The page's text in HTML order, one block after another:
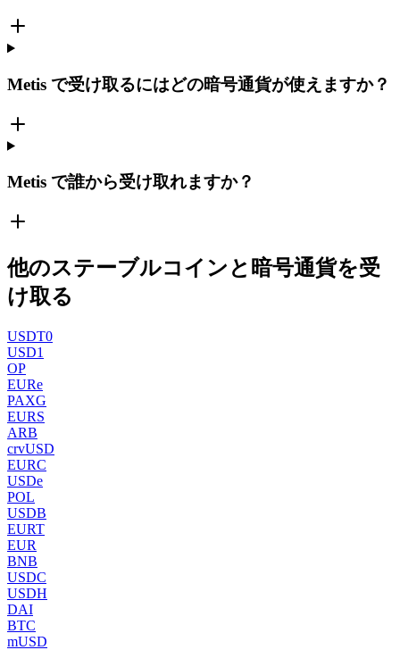
Metis で受け取るにはどの暗号通貨が使えますか？
Metis で誰から受け取れますか？
他のステーブルコインと暗号通貨を受
け取る
USDT0
USD1
OP
EURe
PAXG
EURS
ARB
crvUSD
EURC
USDe
POL
USDB
EURT
EUR
BNB
USDC
USDH
DAI
BTC
mUSD